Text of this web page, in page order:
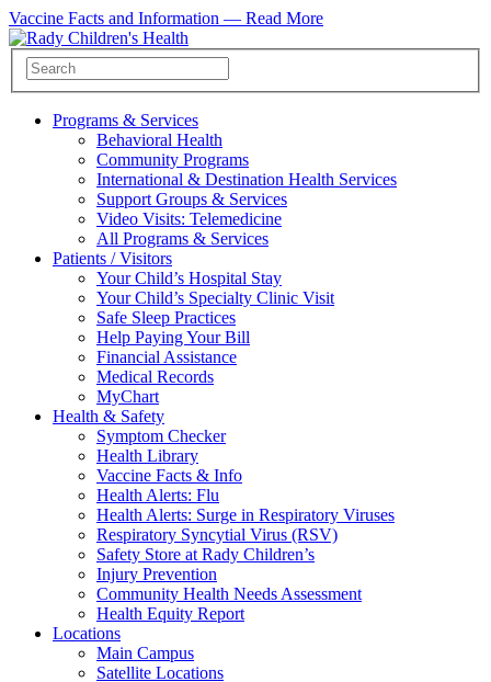
Vaccine Facts and Information — Read More
Programs & Services
Behavioral Health
Community Programs
International & Destination Health Services
Support Groups & Services
Video Visits: Telemedicine
All Programs & Services
Patients / Visitors
Your Child’s Hospital Stay
Your Child’s Specialty Clinic Visit
Safe Sleep Practices
Help Paying Your Bill
Financial Assistance
Medical Records
MyChart
Health & Safety
Symptom Checker
Health Library
Vaccine Facts & Info
Health Alerts: Flu
Health Alerts: Surge in Respiratory Viruses
Respiratory Syncytial Virus (RSV)
Safety Store at Rady Children’s
Injury Prevention
Community Health Needs Assessment
Health Equity Report
Locations
Main Campus
Satellite Locations